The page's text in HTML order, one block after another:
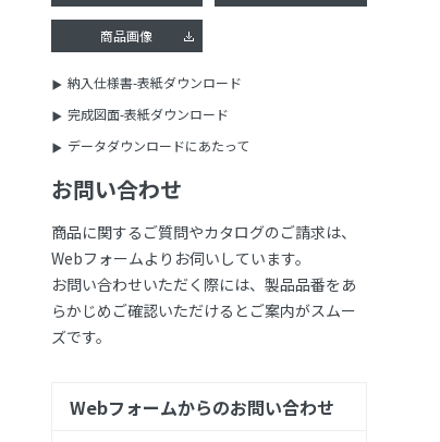
商品画像
納入仕様書-表紙ダウンロード
完成図面-表紙ダウンロード
データダウンロードにあたって
お問い合わせ
商品に関するご質問やカタログのご請求は、
Webフォームよりお伺いしています。
お問い合わせいただく際には、製品品番をあ
らかじめご確認いただけるとご案内がスムー
ズです。
Webフォームからのお問い合わせ